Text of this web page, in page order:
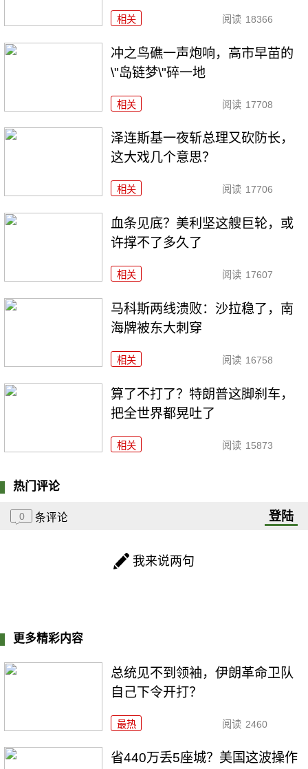
相关 阅读 18366
冲之鸟礁一声炮响，高市早苗的
\"岛链梦\"碎一地
相关 阅读 17708
泽连斯基一夜斩总理又砍防长，
这大戏几个意思？
相关 阅读 17706
血条见底？美利坚这艘巨轮，或
许撑不了多久了
相关 阅读 17607
马科斯两线溃败：沙拉稳了，南
海牌被东大刺穿
相关 阅读 16758
算了不打了？特朗普这脚刹车，
把全世界都晃吐了
相关 阅读 15873
热门评论
0 条评论 登陆
我来说两句
更多精彩内容
总统见不到领袖，伊朗革命卫队
自己下令开打？
最热 阅读 2460
省440万丢5座城？美国这波操作